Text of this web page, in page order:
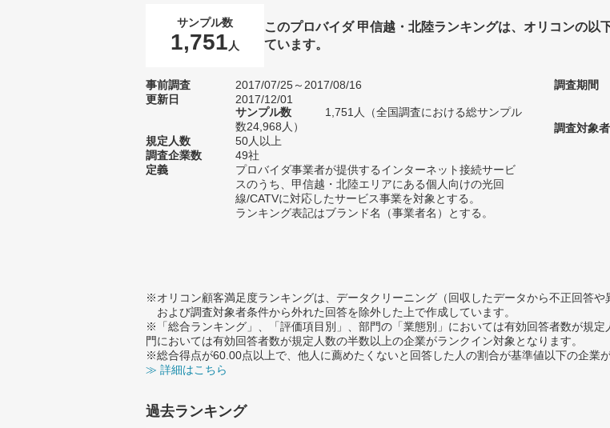
サンプル数
1,751 人
このプロバイダ 甲信越・北陸ランキングは、オリコンの以
ています。
事前調査
2017/07/25～2017/08/16
更新日
2017/12/01
サンプル数
1,751人（全国調査における総サンプル
数24,968人）
規定人数
50人以上
調査企業数
49社
定義
プロバイダ事業者が提供するインターネット接続サービ
スのうち、甲信越・北陸エリアにある個人向けの光回
線/CATVに対応したサービス事業を対象とする。
ランキング表記はブランド名（事業者名）とする。
調査期間
調査対象者
※オリコン顧客満足度ランキングは、データクリーニング（回収したデータから不正回答や
および調査対象者条件から外れた回答を除外した上で作成しています。
※「総合ランキング」、「評価項目別」、部門の「業態別」においては有効回答者数が規
門においては有効回答者数が規定人数の半数以上の企業がランクイン対象となります。
※総合得点が60.00点以上で、他人に薦めたくないと回答した人の割合が基準値以下の企業
≫ 詳細はこちら
過去ランキング